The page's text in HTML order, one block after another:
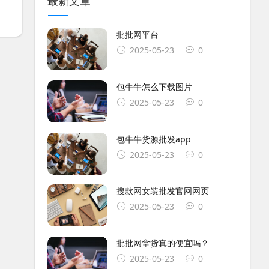
批批网平台
2025-05-23
0
包牛牛怎么下载图片
2025-05-23
0
包牛牛货源批发app
2025-05-23
0
搜款网女装批发官网网页
2025-05-23
0
批批网拿货真的便宜吗？
2025-05-23
0